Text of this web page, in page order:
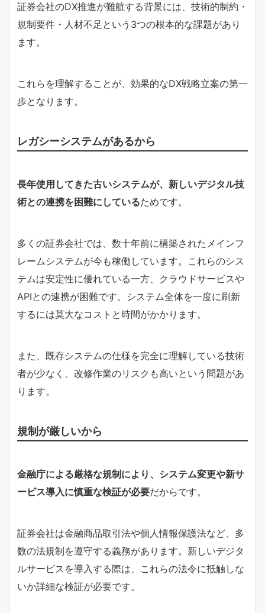
証券会社のDX推進が難航する背景には、技術的制約・
規制要件・人材不足という3つの根本的な課題があり
ます。
これらを理解することが、効果的なDX戦略立案の第一
歩となります。
レガシーシステムがあるから
長年使用してきた古いシステムが、新しいデジタル技
術との連携を困難にしているためです。
多くの証券会社では、数十年前に構築されたメインフ
レームシステムが今も稼働しています。これらのシス
テムは安定性に優れている一方、クラウドサービスや
APIとの連携が困難です。システム全体を一度に刷新
するには莫大なコストと時間がかかります。
また、既存システムの仕様を完全に理解している技術
者が少なく、改修作業のリスクも高いという問題があ
ります。
規制が厳しいから
金融庁による厳格な規制により、システム変更や新サ
ービス導入に慎重な検証が必要だからです。
証券会社は金融商品取引法や個人情報保護法など、多
数の法規制を遵守する義務があります。新しいデジタ
ルサービスを導入する際は、これらの法令に抵触しな
いか詳細な検証が必要です。